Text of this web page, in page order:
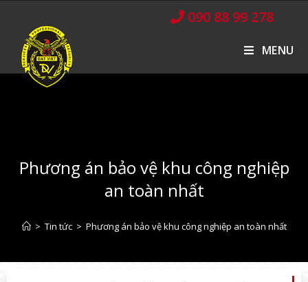
090 88 99 278
MENU
Phương án bảo vệ khu công nghiệp
an toàn nhất
> Tin tức > Phương án bảo vệ khu công nghiệp an toàn nhất